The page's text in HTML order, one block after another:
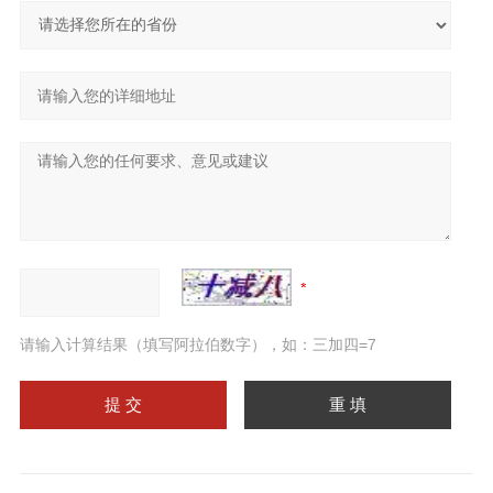
请输入计算结果（填写阿拉伯数字），如：三加四=7